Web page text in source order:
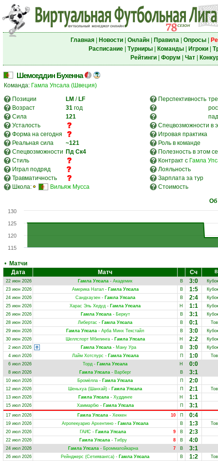
Главная| Новости| Онлайн| Правила| Опросы|
Расписание| Турниры| Команды| Игроки|
Рейтинги| Форум Чат|
Шемседдин Бухенна
Команда: Гамла Упсала (Швеция)
Позиции
LM / LF Перспективность
Возраст
31 год
Сила
121
Усталость
Спецвозможности в
Форма на сегодня
Игровая практика
Реальная сила
~121
Роль в команде
Спецвозможности Пд Ск4
Полезность в этом
Стиль
Контракт с Гамла
Играл подряд
Лояльность
Травматичность
Зарплата за тур
Школа:
Вильяж Мусса Стоимость
Об
115
120
125
130
• Матчи
Дата
Матч Сч
22 июн 2026
Гамла Упсала - Академик В 3:0
23 июн 2026
Америка Натал- Гамла Упсала В 1:5
24 июн 2026
Сандхаузен- Гамла Упсала В 2:4
25 июн 2026
Харас Эль Хедуд - Гамла Упсала Н 1:1
26 июн 2026
Гамла Упсала- Беркут В 3:1
28 июн 2026
Либертас - Гамла Упсала В 0:1
29 июн 2026
Гамла Упсала - Арба Минх Текстайл В 3:0
30 июн 2026
Шеллспорт Мбилинга- Гамла Упсала Н 2:2
2 июл 2026
Гамла Упсала - Ману Ура В 3:0
4 июл 2026
Лайм Хотспурс - Гамла Упсала П 1:0
6 июл 2026
Торд - Гамла Упсала Н 0:0
8 июл 2026 Гамла Упсала - Варберг В 3:1
10 июл 2026 Бромёлла - Гамла Упсала П 2:0
12 июл 2026 Шеньхуа (Шанхай) - Гамла Упсала П 2:1
13 июл 2026
Гамла Упсала- Худдинге Н 1:1
15 июл 2026 Хаммарбю- Гамла Упсала П 3:1
17 июл 2026 10
Гамла Упсала- Хеккен П 0:4
19 июл 2026 Агропекуарио Архентино - Гамла Упсала В 1:3
20 июл 2026
9
ГАИС - Гамла Упсала В 2:3
22 июл 2026 8
Гамла Упсала- Тибру В 4:0
24 июл 2026 7
Гамла Упсала- Броммапойкарна В 3:1
26 июл 2026 Рейнджерс (Сетиявангса) - Гамла Упсала В 1:2